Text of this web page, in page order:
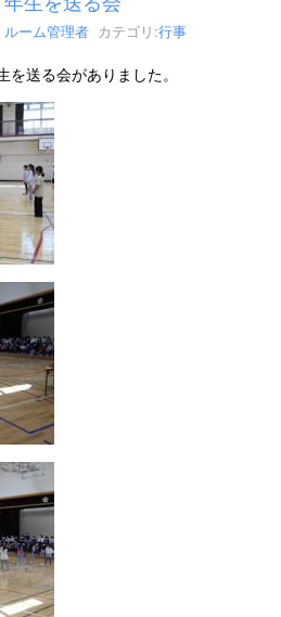
ルーム管理者 カテゴリ:行事
送る会がありました。